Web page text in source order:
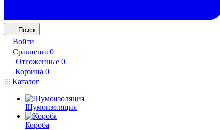
Поиск
Войти
Сравнение0
Отложенные 0
Корзина 0
Каталог
Шумоизоляция
Короба